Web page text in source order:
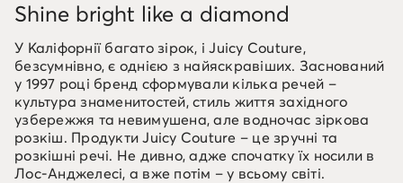
Shine bright like a diamond
У Каліфорнії багато зірок, і Juicy Couture,
безсумнівно, є однією з найяскравіших. Заснований
у 1997 році бренд сформували кілька речей –
культура знаменитостей, стиль життя західного
узбережжя та невимушена, але водночас зіркова
розкіш. Продукти Juicy Couture – це зручні та
розкішні речі. Не дивно, адже спочатку їх носили в
Лос-Анджелесі, а вже потім – у всьому світі.